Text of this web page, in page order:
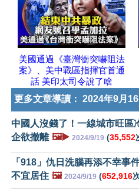
美國通過《臺灣衝突嚇阻法
案》、美中戰區指揮官首通
話 美印太司令說了啥
更多文章導讀： 2024年9月16
中國人沒錢了！一線城市旺區
企欲撤離 🖼️▶️ 2024/9/19 (35,552
「918」仇日洗腦再添不幸事
不宜居住 🖼️ 2024/9/19 (652,916